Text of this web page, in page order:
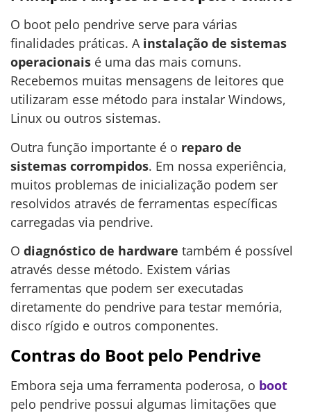
O boot pelo pendrive serve para várias
finalidades práticas. A instalação de sistemas
operacionais é uma das mais comuns.
Recebemos muitas mensagens de leitores que
utilizaram esse método para instalar Windows,
Linux ou outros sistemas.
Outra função importante é o reparo de
sistemas corrompidos. Em nossa experiência,
muitos problemas de inicialização podem ser
resolvidos através de ferramentas específicas
carregadas via pendrive.
O diagnóstico de hardware também é possível
através desse método. Existem várias
ferramentas que podem ser executadas
diretamente do pendrive para testar memória,
disco rígido e outros componentes.
Contras do Boot pelo Pendrive
Embora seja uma ferramenta poderosa, o boot
pelo pendrive possui algumas limitações que